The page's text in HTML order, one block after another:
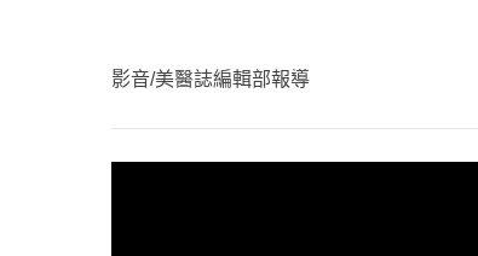
名醫問診室
影音/美醫誌編輯部報導